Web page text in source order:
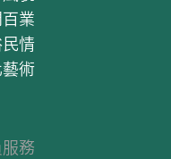
業
情
術
務